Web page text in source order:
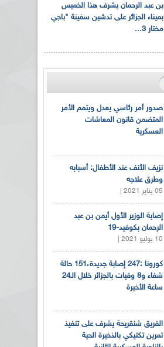
بن عبد الرحمان يشرف هذا الخميس
بميناء الجزائر على تدشين سفينة "باجي
مختار 3...
صدور أمر رئاسي يعدل ويتمم الأمر
المتضمن قانون المعاشات
العسكرية
نزيف الأنف عند الأطفال: أسبابه
وطرق علاجه
05 يناير 2021 |
إصابة الوزير الأول أيمن بن عبد
الرحمان بكوفيد-19
10 يوليو 2021 |
كورونا :247 إصابة جديدة،151 حالة
شفاء و8 وفيات بالجزائر خلال الـ24
ساعة الأخيرة
الفريق شنقريحة يشرف على تنفيذ
تمرين تكتيكي بالذخيرة الحية